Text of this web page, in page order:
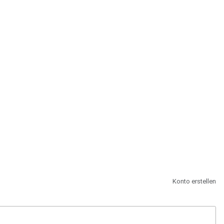
Konto erstellen